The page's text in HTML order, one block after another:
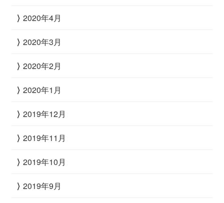
2020年4月
2020年3月
2020年2月
2020年1月
2019年12月
2019年11月
2019年10月
2019年9月